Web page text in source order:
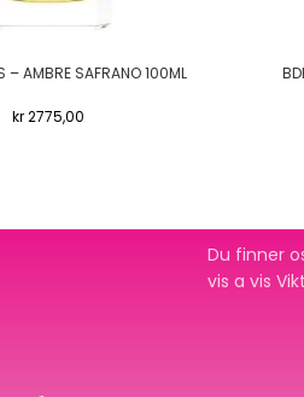
– AMBRE SAFRANO 100ML
kr2775,00
Du finner
vis a vis